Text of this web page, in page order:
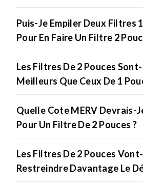
Puis-Je Empiler Deux Filtres
Pour En Faire Un Filtre 2
Les Filtres De 2 Pouces
Meilleurs Que Ceux De 1
Quelle Cote MERV Devrais-
Pour Un Filtre De 2 Pouces ?
Les Filtres De 2 Pouces
Restreindre Davantage Le